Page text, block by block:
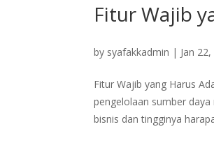
Fitur Wajib
by syafakkadmin | Jan
Fitur Wajib yang Harus
pengelolaan sumber
bisnis dan tingginya